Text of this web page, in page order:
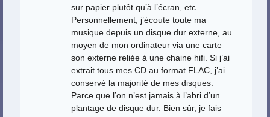
sur papier plutôt qu’à l’écran, etc.
Personnellement, j’écoute toute ma
musique depuis un disque dur externe, au
moyen de mon ordinateur via une carte
son externe reliée à une chaine hifi. Si j’ai
extrait tous mes CD au format FLAC, j’ai
conservé la majorité de mes disques.
Parce que l’on n’est jamais à l’abri d’un
plantage de disque dur. Bien sûr, je fais